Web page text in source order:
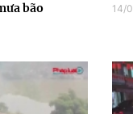
bão
14/